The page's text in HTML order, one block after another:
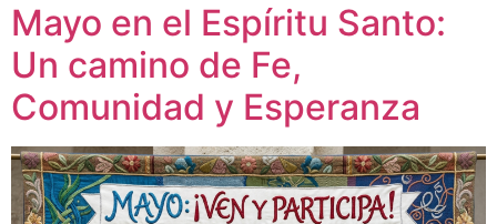
Mayo en el Espíritu Santo:
Un camino de Fe,
Comunidad y Esperanza